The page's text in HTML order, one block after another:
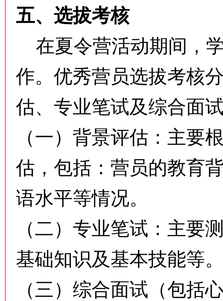
五、选拔考核
在夏令营活动期间，
作。优秀营员选拔考核
估、专业笔试及综合面
（一）背景评估：主要
估，包括：营员的教育
语水平等情况。
（二）专业笔试：主要
基础知识及基本技能等
（三）综合面试（包括